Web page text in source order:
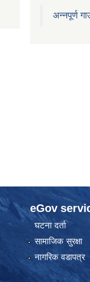
अन्नपूर्ण
eGov
घटना दर्ता
सामाजिक सुरक्षा
नागरिक वडापत्र